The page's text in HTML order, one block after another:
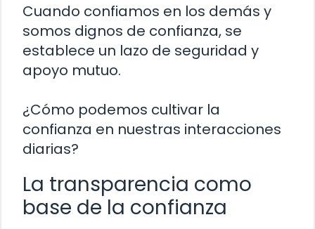
Cuando confiamos en los demás y
somos dignos de confianza, se
establece un lazo de seguridad y
apoyo mutuo.
¿Cómo podemos cultivar la
confianza en nuestras interacciones
diarias?
La transparencia como
base de la confianza